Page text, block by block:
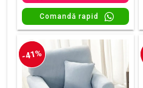
Comandă rapid
-41%